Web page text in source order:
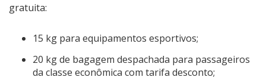
gratuita:
15 kg para equipamentos esportivos;
20 kg de bagagem despachada para passageiros
da classe econômica com tarifa desconto;